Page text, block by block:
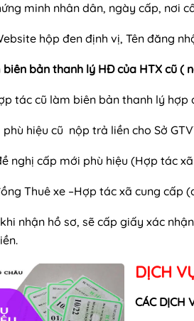
minh nhân dân, ngày cấp, nơi
hộp đen định vị, Tên đăng
biên bản thanh lý HĐ của HTX cũ
tác cũ làm biên bản thanh lý hợp
phù hiệu cũ nộp trả liền cho Sở
nghị cấp mới phù hiệu (Hợp tác
Thuê xe –Hợp tác xã cung cấp
nhận hồ sơ, sẽ cấp giấy xác
DỊCH
CÁC DỊCH